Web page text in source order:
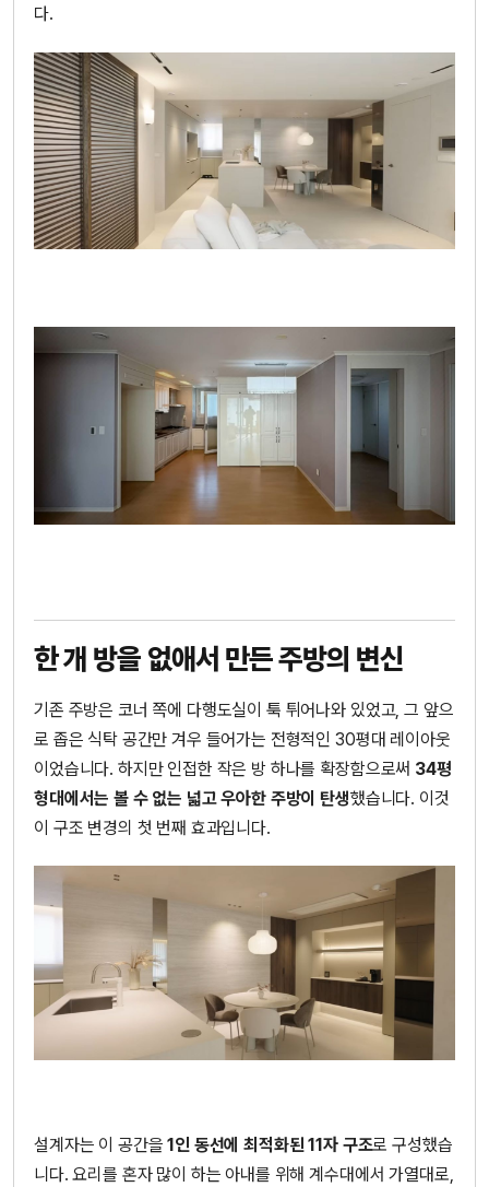
다.
한 개 방을 없애서 만든 주방의 변신
기존 주방은 코너 쪽에 다행도실이 툭 튀어나와 있었고, 그 앞으
로 좁은 식탁 공간만 겨우 들어가는 전형적인 30평대 레이아웃
이었습니다. 하지만 인접한 작은 방 하나를 확장함으로써 34평
형대에서는 볼 수 없는 넓고 우아한 주방이 탄생했습니다. 이것
이 구조 변경의 첫 번째 효과입니다.
설계자는 이 공간을1인 동선에 최적화된 11자 구조로 구성했습
니다. 요리를 혼자 많이 하는 아내를 위해 계수대에서 가열대로,